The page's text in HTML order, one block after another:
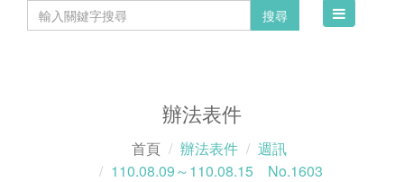
搜尋
Toggle
辦法表件
首頁 辦法表件
週訊
110.08.09～110.08.15 No.1603